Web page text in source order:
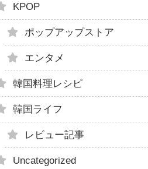
KPOP
ポップアップストア
エンタメ
韓国料理レシピ
韓国ライフ
レビュー記事
Uncategorized